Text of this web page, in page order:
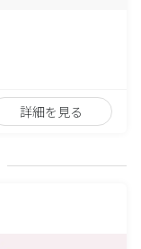
詳細を見る